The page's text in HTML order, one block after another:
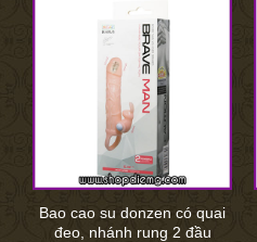
Bao cao su donzen có quai
đeo, nhánh rung 2 đầu